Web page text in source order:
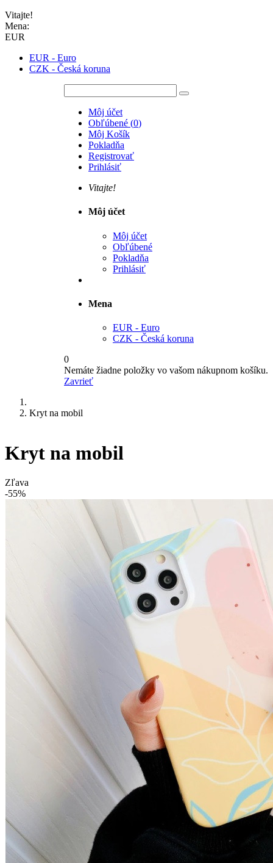
Vitajte!
Mena:
EUR
EUR - Euro
CZK - Česká koruna
Môj účet
Obľúbené (0)
Môj Košík
Pokladňa
Registrovať
Prihlásiť
Vitajte!
Môj účet
Môj účet
Obľúbené
Pokladňa
Prihlásiť
Mena
EUR - Euro
CZK - Česká koruna
0
Nemáte žiadne položky vo vašom nákupnom košíku.
Zavrieť
Kryt na mobil
Kryt na mobil
Zľava
-55%